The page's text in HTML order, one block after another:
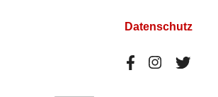
Datenschutz